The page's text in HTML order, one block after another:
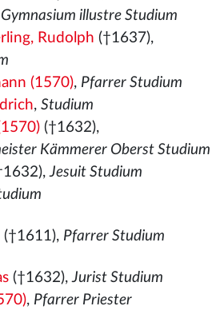
Gymnasium illustre Studium
Rudolph (†1637),
(1570), Pfarrer Studium
, Studium
(†1632),
Kämmerer Oberst Studium
Jesuit Studium
(†1611), Pfarrer Studium
(†1632),Jurist Studium
, Pfarrer Priester